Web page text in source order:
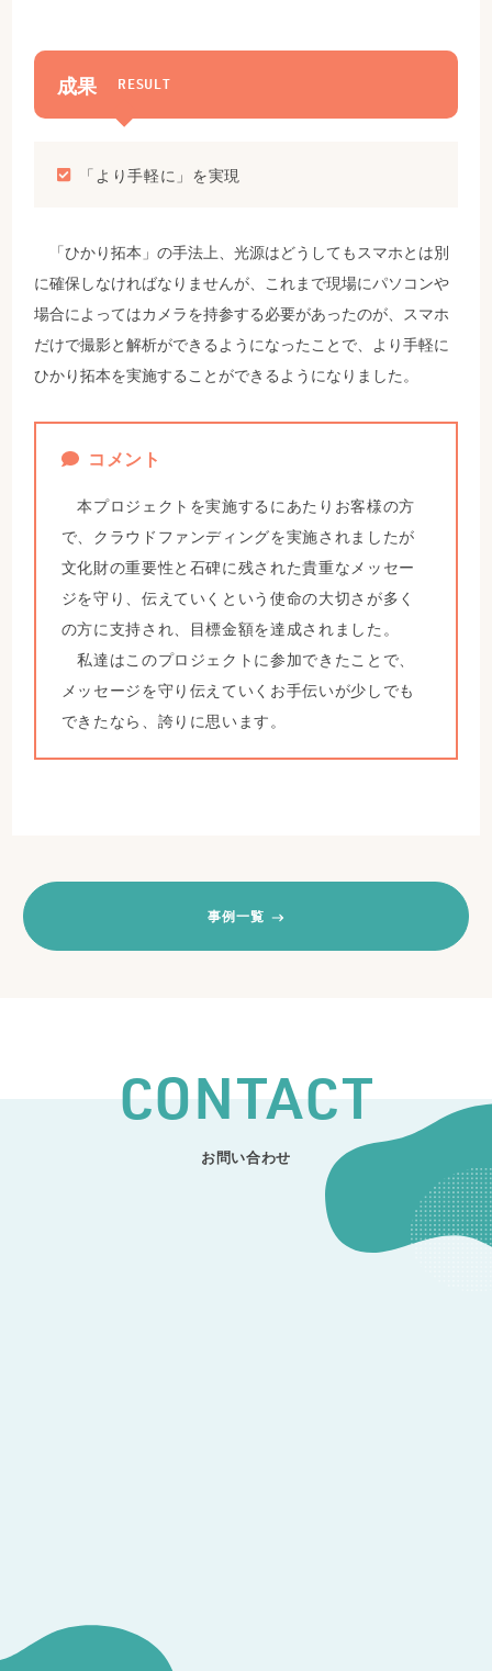
成果 RESULT
「より手軽に」を実現
「ひかり拓本」の手法上、光源はどうしてもスマホとは別
に確保しなければなりませんが、これまで現場にパソコンや
場合によってはカメラを持参する必要があったのが、スマホ
だけで撮影と解析ができるようになったことで、より手軽に
ひかり拓本を実施することができるようになりました。
コメント
本プロジェクトを実施するにあたりお客様の方
で、クラウドファンディングを実施されましたが
文化財の重要性と石碑に残された貴重なメッセー
ジを守り、伝えていくという使命の大切さが多く
の方に支持され、目標金額を達成されました。
私達はこのプロジェクトに参加できたことで、
メッセージを守り伝えていくお手伝いが少しでも
できたなら、誇りに思います。
事例一覧
CONTACT
お問い合わせ